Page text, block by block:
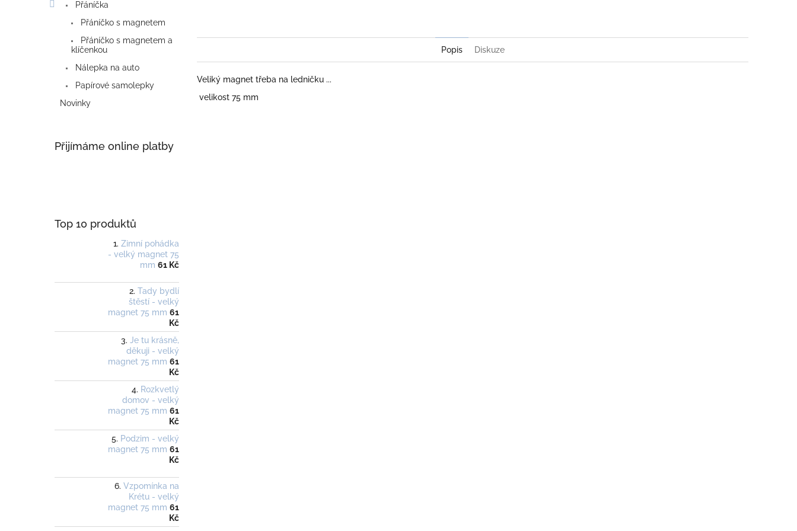
Přáníčka
Přáníčko s magnetem
Přáníčko s magnetem a
klíčenkou
Nálepka na auto
Papírové samolepky
Novinky
Přijímáme online platby
Top 10 produktů
Zimní pohádka
- velký magnet 75
mm 61 Kč
Tady bydlí
štěstí - velký
magnet 75 mm 61
Kč
Je tu krásně,
děkuji - velký
magnet 75 mm 61
Kč
Rozkvetlý
domov - velký
magnet 75 mm 61
Kč
Podzim - velký
magnet 75 mm 61
Kč
Vzpomínka na
Krétu - velký
magnet 75 mm 61
Kč
Popis Diskuze
Veliký magnet třeba na ledničku ...
velikost 75 mm